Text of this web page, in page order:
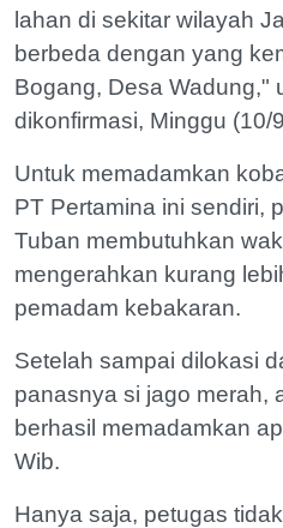
lahan di sekitar wilayah
berbeda dengan yang
Bogang, Desa Wadung,"
dikonfirmasi, Minggu (10/
Untuk memadamkan
PT Pertamina ini sendiri,
Tuban membutuhkan
mengerahkan kurang
pemadam kebakaran.
Setelah sampai dilokasi
panasnya si jago merah,
berhasil memadamkan
Wib.
Hanya saja, petugas